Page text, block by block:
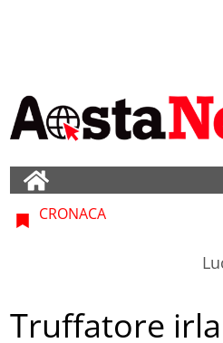
CRONACA
Truffatore